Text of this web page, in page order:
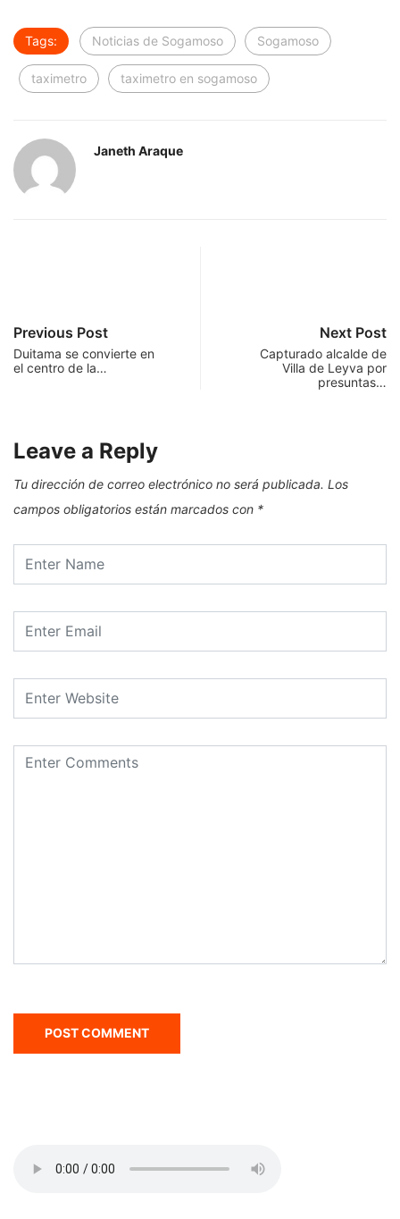
Tags: Noticias de Sogamoso Sogamoso
taximetro taximetro en sogamoso
Janeth Araque
Previous Post
Duitama se convierte en
el centro de la…
Next Post
Capturado alcalde de
Villa de Leyva por
presuntas…
Leave a Reply
Tu dirección de correo electrónico no será publicada. Los
campos obligatorios están marcados con *